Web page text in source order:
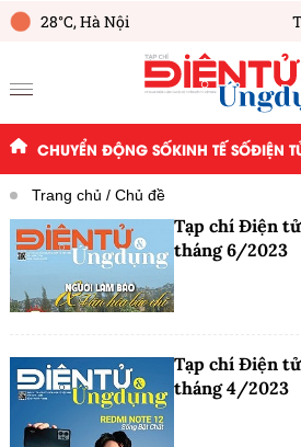
28°C,Hà Nội
CHUYỂN ĐỘNG SỐKINH TẾ SỐĐIỆN
Trang chủ Chủ đề
Tạp chí Điện
tháng 6/2023
Tạp chí Điện
tháng 4/2023